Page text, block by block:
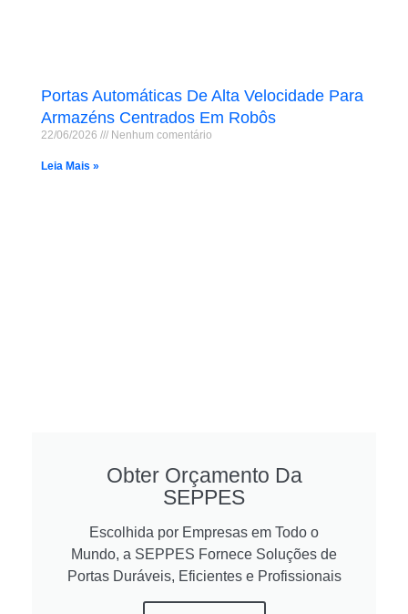
Portas Automáticas De Alta Velocidade Para
Armazéns Centrados Em Robôs
22/06/2026 Nenhum comentário
Leia Mais »
Obter Orçamento Da
SEPPES
Escolhida por Empresas em Todo o
Mundo, a SEPPES Fornece Soluções de
Portas Duráveis, Eficientes e Profissionais